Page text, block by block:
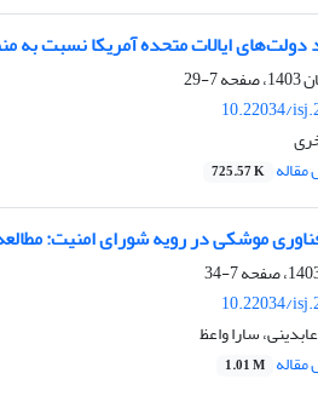
ایالات متحده آمریکا نسبت به منطقه
7-29
10.22034/
725.57 K
موشکی در رویه شورای امنیت: مطالعه
7-34
10.22034/
سارا واعظ
1.01 M